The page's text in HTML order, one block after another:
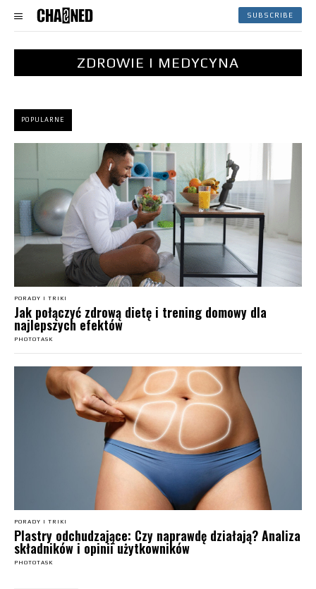
SUBSCRIBE
ZDROWIE I MEDYCYNA
POPULARNE
PORADY I TRIKI
Jak połączyć zdrową dietę i trening domowy dla
najlepszych efektów
PHOTOTASK
PORADY I TRIKI
Plastry odchudzające: Czy naprawdę działają? Analiza
składników i opinii użytkowników
PHOTOTASK